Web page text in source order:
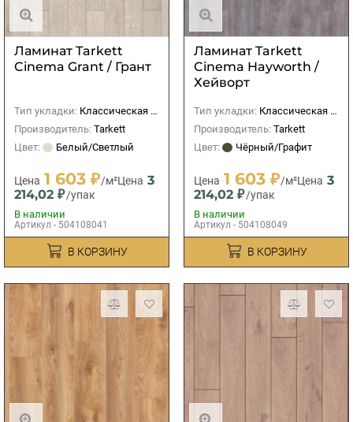
Ламинат Tarkett
Cinema Grant / Грант
Тип укладки: Классическая (прямая)
Производитель: Tarkett
Цвет:
Белый/Светлый
Цена 1 603 ₽/м²Цена 3
214,02 ₽/упак
В наличии
Артикул - 504108041
В КОРЗИНУ
Ламинат Tarkett
Cinema Hayworth /
Хейворт
Тип укладки: Классическая (прямая)
Производитель: Tarkett
Цвет:
Чёрный/Графит
Цена 1 603 ₽/м²Цена 3
214,02 ₽/упак
В наличии
Артикул - 504108049
В КОРЗИНУ